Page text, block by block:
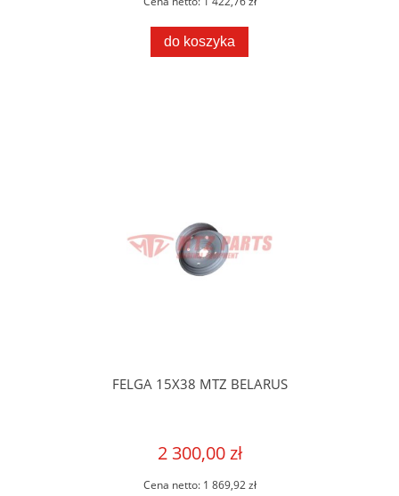
do koszyka
FELGA 15X38 MTZ BELARUS
2 300,00 zł
Cena netto: 1 869,92 zł